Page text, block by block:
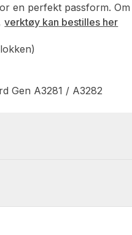
en perfekt passform.
verktøy kan bestilles her
Gen A3281 / A3282